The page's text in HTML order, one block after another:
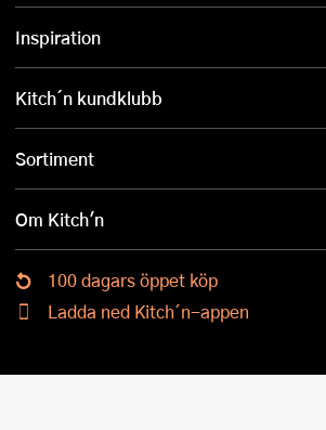
Inspiration
Kitch´n kundklubb
Sortiment
Om Kitch'n
100 dagars öppet köp
Ladda ned Kitch´n-appen